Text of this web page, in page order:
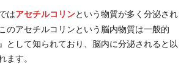
はアセチルコリンという物質が多く分泌され
のアセチルコリンという脳内物質は一般的
として知られており、脳内に分泌されると以
ます。